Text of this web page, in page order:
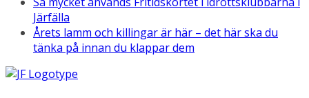
Järfälla
Årets lamm och killingar är här – det här ska du
tänka på innan du klappar dem